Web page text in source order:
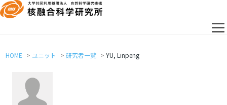
HOME ユニット 研究者一覧 YU, Linpeng